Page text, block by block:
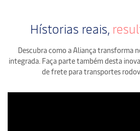
Hístorias reais,
Descubra como a Aliança transforma
integrada. Faça parte também desta
de frete para transportes